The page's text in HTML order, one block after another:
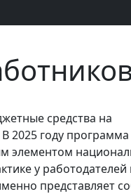
средства на
2025 году программа
элементом
у работодателей
представляет